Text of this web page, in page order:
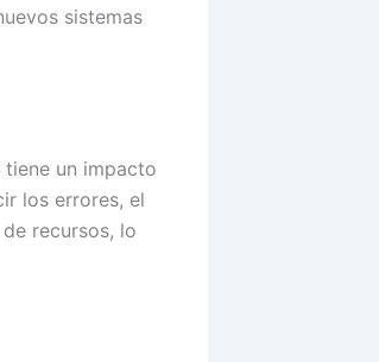
sistemas
tiene un impacto
los errores, el
recursos, lo